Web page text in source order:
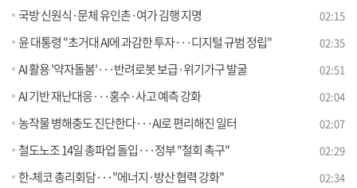
국방 신원식·문체 유인촌·여가 김행 지명 02:15
윤 대통령 "초거대 AI에 과감한 투자···디지털 규범 정립" 02:35
AI 활용 '약자돌봄'···반려로봇 보급·위기가구 발굴 02:51
AI 기반 재난대응···홍수·사고 예측 강화 02:04
농작물 병해충도 진단한다···AI로 편리해진 일터 02:07
철도노조 14일 총파업 돌입···정부 "철회 촉구" 02:29
한-체코 총리회담···"에너지·방산 협력 강화" 02:34